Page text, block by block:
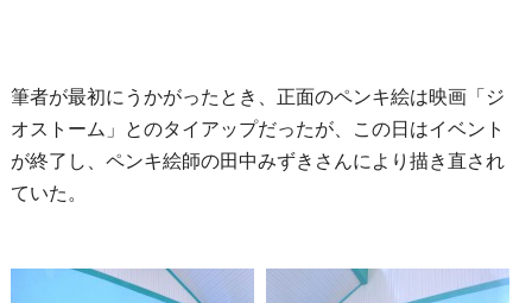
筆者が最初にうかがったとき、正面のペンキ絵は映画「ジ
オストーム」とのタイアップだったが、この日はイベント
が終了し、ペンキ絵師の田中みずきさんにより描き直され
ていた。